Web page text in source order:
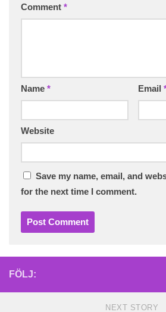
Comment *
Name * Email
Website
Save my name, email, and
for the next time I comment.
FÖLJ:
NEXT STORY